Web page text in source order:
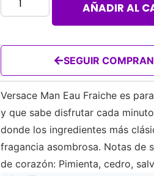
AÑADIR AL
SEGUIR
Versace Man Eau Fraiche es
y que sabe disfrutar cada
donde los ingredientes más
fragancia asombrosa. Notas de
de corazón: Pimienta, cedro,